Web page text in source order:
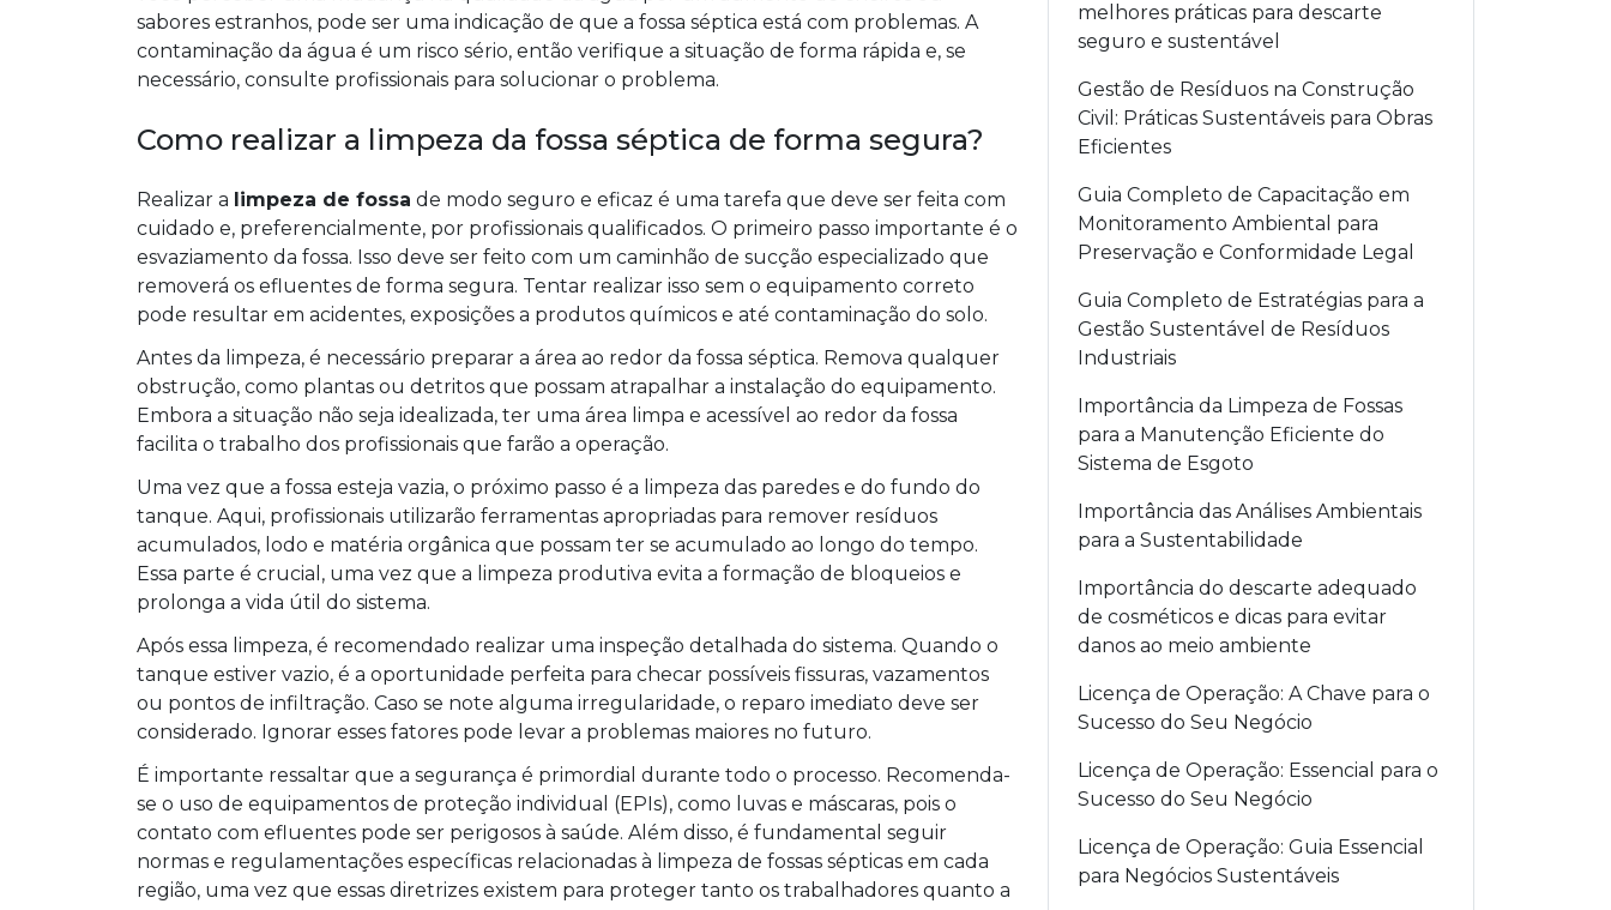
sabores estranhos, pode ser uma indicação de que a fossa séptica está com problemas. A
contaminação da água é um risco sério, então verifique a situação de forma rápida e, se
necessário, consulte profissionais para solucionar o problema.
Como realizar a limpeza da fossa séptica de forma segura?
Realizar a limpeza de fossa de modo seguro e eficaz é uma tarefa que deve ser feita com
cuidado e, preferencialmente, por profissionais qualificados. O primeiro passo importante é o
esvaziamento da fossa. Isso deve ser feito com um caminhão de sucção especializado que
removerá os efluentes de forma segura. Tentar realizar isso sem o equipamento correto
pode resultar em acidentes, exposições a produtos químicos e até contaminação do solo.
Antes da limpeza, é necessário preparar a área ao redor da fossa séptica. Remova qualquer
obstrução, como plantas ou detritos que possam atrapalhar a instalação do equipamento.
Embora a situação não seja idealizada, ter uma área limpa e acessível ao redor da fossa
facilita o trabalho dos profissionais que farão a operação.
Uma vez que a fossa esteja vazia, o próximo passo é a limpeza das paredes e do fundo do
tanque. Aqui, profissionais utilizarão ferramentas apropriadas para remover resíduos
acumulados, lodo e matéria orgânica que possam ter se acumulado ao longo do tempo.
Essa parte é crucial, uma vez que a limpeza produtiva evita a formação de bloqueios e
prolonga a vida útil do sistema.
Após essa limpeza, é recomendado realizar uma inspeção detalhada do sistema. Quando o
tanque estiver vazio, é a oportunidade perfeita para checar possíveis fissuras, vazamentos
ou pontos de infiltração. Caso se note alguma irregularidade, o reparo imediato deve ser
considerado. Ignorar esses fatores pode levar a problemas maiores no futuro.
É importante ressaltar que a segurança é primordial durante todo o processo. Recomenda-
se o uso de equipamentos de proteção individual (EPIs), como luvas e máscaras, pois o
contato com efluentes pode ser perigosos à saúde. Além disso, é fundamental seguir
normas e regulamentações específicas relacionadas à limpeza de fossas sépticas em cada
região, uma vez que essas diretrizes existem para proteger tanto os trabalhadores quanto a
melhores práticas para descarte
seguro e sustentável
Gestão de Resíduos na Construção
Civil: Práticas Sustentáveis para Obras
Eficientes
Guia Completo de Capacitação em
Monitoramento Ambiental para
Preservação e Conformidade Legal
Guia Completo de Estratégias para a
Gestão Sustentável de Resíduos
Industriais
Importância da Limpeza de Fossas
para a Manutenção Eficiente do
Sistema de Esgoto
Importância das Análises Ambientais
para a Sustentabilidade
Importância do descarte adequado
de cosméticos e dicas para evitar
danos ao meio ambiente
Licença de Operação: A Chave para o
Sucesso do Seu Negócio
Licença de Operação: Essencial para o
Sucesso do Seu Negócio
Licença de Operação: Guia Essencial
para Negócios Sustentáveis